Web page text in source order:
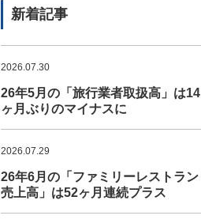
新着記事
2026.07.30
26年5月の「旅行業者取扱高」は14
ヶ月ぶりのマイナスに
2026.07.29
26年6月の「ファミリーレストラン
売上高」は52ヶ月連続プラス